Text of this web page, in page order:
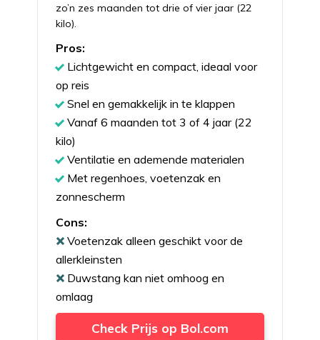
zo’n zes maanden tot drie of vier jaar (22
kilo).
Pros:
Lichtgewicht en compact, ideaal voor
op reis
Snel en gemakkelijk in te klappen
Vanaf 6 maanden tot 3 of 4 jaar (22
kilo)
Ventilatie en ademende materialen
Met regenhoes, voetenzak en
zonnescherm
Cons:
Voetenzak alleen geschikt voor de
allerkleinsten
Duwstang kan niet omhoog en
omlaag
Check Prijs op Bol.com